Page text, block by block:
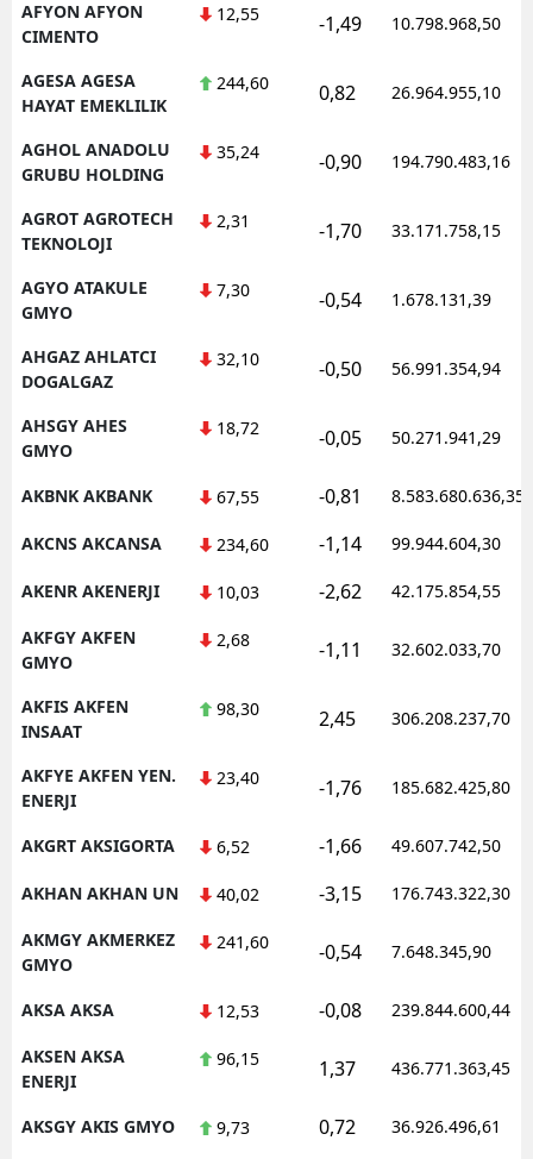
AFYON AFYON
CIMENTO
12,55 -1,49 10.798.968,50
AGESA AGESA
HAYAT EMEKLILIK
244,60 0,82 26.964.955,10
AGHOL ANADOLU
GRUBU HOLDING
35,24 -0,90 194.790.483,16
AGROT AGROTECH
TEKNOLOJI
2,31 -1,70 33.171.758,15
AGYO ATAKULE
GMYO
7,30 -0,54 1.678.131,39
AHGAZ AHLATCI
DOGALGAZ
32,10 -0,50 56.991.354,94
AHSGY AHES
GMYO
18,72 -0,05 50.271.941,29
AKBNK AKBANK 67,55 -0,81 8.583.680.636,35
AKCNS AKCANSA 234,60 -1,14 99.944.604,30
AKENR AKENERJI 10,03 -2,62 42.175.854,55
AKFGY AKFEN
GMYO
2,68 -1,11 32.602.033,70
AKFIS AKFEN
INSAAT
98,30 2,45 306.208.237,70
AKFYE AKFEN YEN.
ENERJI
23,40 -1,76 185.682.425,80
AKGRT AKSIGORTA 6,52 -1,66 49.607.742,50
AKHAN AKHAN UN 40,02 -3,15 176.743.322,30
AKMGY AKMERKEZ
GMYO
241,60 -0,54 7.648.345,90
AKSA AKSA 12,53 -0,08 239.844.600,44
AKSEN AKSA
ENERJI
96,15 1,37 436.771.363,45
AKSGY AKIS GMYO 9,73 0,72 36.926.496,61